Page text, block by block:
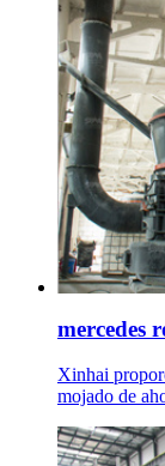
mercedes
Xinhai
mojado de